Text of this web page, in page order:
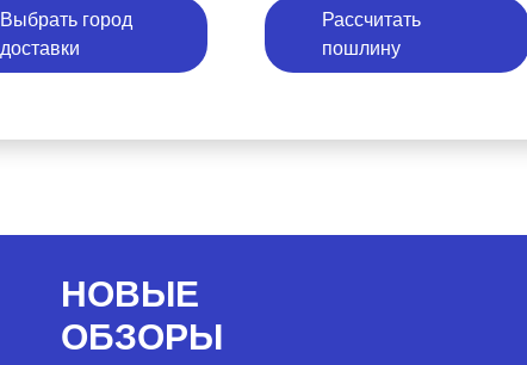
Выбрать город
доставки
Рассчитать
пошлину
НОВЫЕ
ОБЗОРЫ